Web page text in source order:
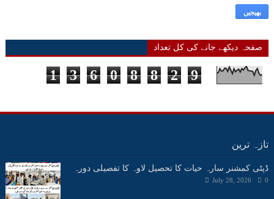
صفحہ دیکھے جانے کی کل تعداد
1 3 6 0 8 8 2 9
تازہ ترین
ڈپٹی کمشنر سارہ حیات کا تحصیل لاوہ کا تفصیلی دورہ
July 28, 2026 0